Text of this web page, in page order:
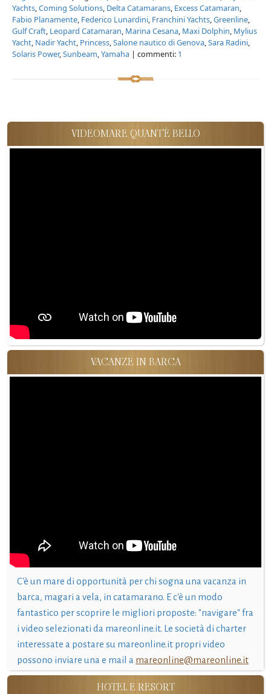
Yachts,Coming Solutions, Delta Catamarans, Excess Catamaran,
Fabio Planamente, Federico Lunardini, Franchini Yachts,Greenline,
Gulf Craft, Leopard Catamaran, Marina Cesana, Maxi Dolphin, Mylius
Yacht, Nadir Yacht, Princess,Salone nautico di Genova,Sara Radini,
Solaris Power,Sunbeam,Yamaha | commenti: 1
VIDEOMARE QUANT'È BELLO
VACANZE IN BARCA
C'è un mare di opportunità per chi sogna una vacanza in
barca, magari a vela, in catamarano. E c'è un modo
fantastico per scoprire le migliori proposte: "navigare" fra
i video selezionati da mareonline.it. Le società di charter
interessate a postare su mareonline.it propri video
possono inviare una e mail a mareonline@mareonline.it
HOTEL E RESORT